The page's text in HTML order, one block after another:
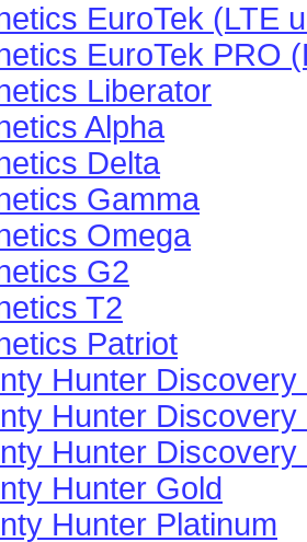
EuroTek (LTE
EuroTek PRO
Liberator
Alpha
Delta
Gamma
Omega
G2
T2
Patriot
Hunter Discovery
Hunter Discovery
Hunter Discovery
Hunter Gold
Hunter Platinum